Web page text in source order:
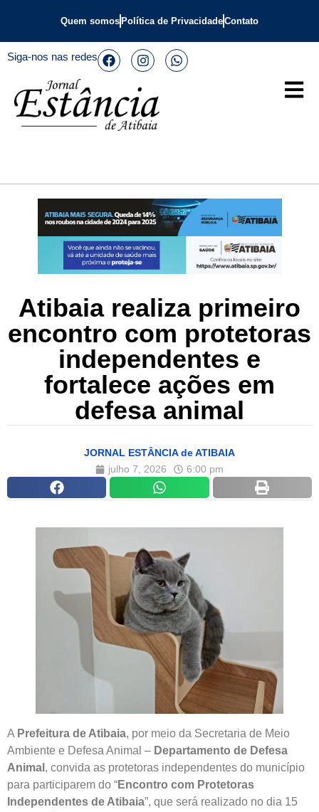
Quem somos Política de PrivacidadeContato
Siga-nos nas redes
Atibaia realiza primeiro
encontro com protetoras
independentes e
fortalece ações em
defesa animal
JORNAL ESTÂNCIA de ATIBAIA
julho 7, 2026
6:00 pm
A Prefeitura de Atibaia, por meio da Secretaria de Meio
Ambiente e Defesa Animal – Departamento de Defesa
Animal , convida as protetoras independentes do município
para participarem do “Encontro com Protetoras
Independentes de Atibaia”, que será realizado no dia 15